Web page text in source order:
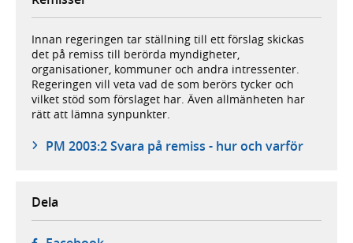
Innan regeringen tar ställning till ett förslag skickas
det på remiss till berörda myndigheter,
organisationer, kommuner och andra intressenter.
Regeringen vill veta vad de som berörs tycker och
vilket stöd som förslaget har. Även allmänheten har
rätt att lämna synpunkter.
PM 2003:2 Svara på remiss - hur och varför
Dela